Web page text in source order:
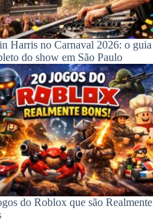
Harris no Carnaval 2026: o guia
do show em São Paulo
do Roblox que são Realmente